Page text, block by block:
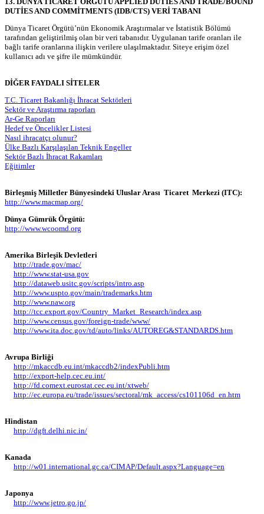
DUTİES AND COMMİTMENTS (IDB/CTS) VERİ TABANI
Dünya Ticaret Örgütü’nün Ekonomik Araştırmalar ve İstatistik Bölümü
tarafından geliştirilmiş olan bir veri tabanıdır. Uygulanan tarife oranları ile
bağlı tarife oranlarına ilişkin verilere ulaşılmaktadır. Siteye erişim özel
kullanıcı adı ve şifre ile mümkündür.
DİĞER FAYDALI SİTELER
T.C. Ticaret Bakanlığı İhracat Sektörleri
Sektör ve Araştırma raporları
Ar-Ge Raporları
Hedef ve Öncelikler Listesi
Nasıl ihracatçı olunur?
Ülke Bazlı Karşılaşılan Teknik Engeller
Sektör Bazlı İhracat Rakamları
Eğitimler
Birleşmiş Milletler Bünyesindeki Uluslar Arası Ticaret Merkezi (ITC):
http://www.macmap.org/
Dünya Gümrük Örgütü:
http://www.wcoomd.org
Amerika Birleşik Devletleri
http://trade.gov/mac/
http://www.stat-usa.gov
http://dataweb.usitc.gov/scripts/intro.asp
http://www.uspto.gov/main/trademarks.htm
http://www.naw.org
http://tcc.export.gov/Country_Market_Research/index.asp
http://www.census.gov/foreign-trade/www/
http://www.ita.doc.gov/td/auto/links/AUTOREG&STANDARDS.htm
Avrupa Birliği
http://mkaccdb.eu.int/mkaccdb2/indexPubli.htm
http://export-help.cec.eu.int/
http://fd.comext.eurostat.cec.eu.int/xtweb/
http://ec.europa.eu/trade/issues/sectoral/mk_access/cs101106d_en.htm
Hindistan
http://dgft.delhi.nic.in/
Kanada
http://w01.international.gc.ca/CIMAP/Default.aspx?Language=en
Japonya
http://www.jetro.go.jp/